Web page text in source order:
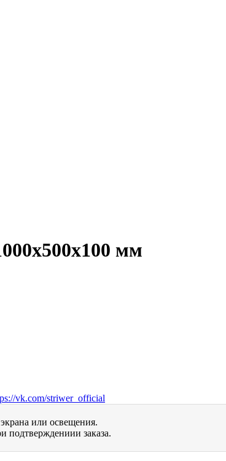
мм
vk.com/striwer_official
или освещения.
подтверждениии заказа.